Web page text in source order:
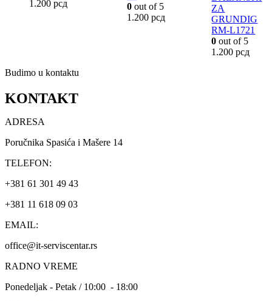
1.200 рсд
0 out of 5
1.200рсд
ZA
GRUNDIG
RM-L1721
0 out of 5
1.200рсд
Budimo u kontaktu
KONTAKT
ADRESA
Poručnika Spasića i Mašere 14
TELEFON:
+381 61 301 49 43
+381 11 618 09 03
EMAIL:
office@it-serviscentar.rs
RADNO VREME
Ponedeljak - Petak / 10:00 - 18:00